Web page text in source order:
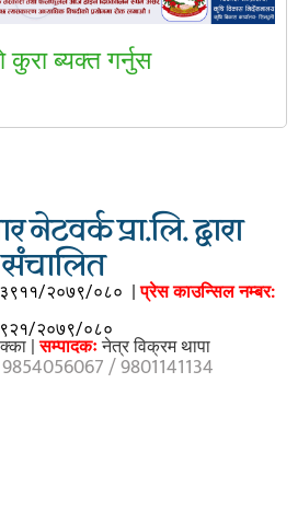
कुरा ब्यक्त गर्नुस
प्रा.लि. द्वारा
संचालित
३९११/२०७९/०८० |प्रेस काउन्सिल नम्बर:
२०७९/०८०
|सम्पादकःनेत्र विक्रम थापा
9854056067 / 9801141134